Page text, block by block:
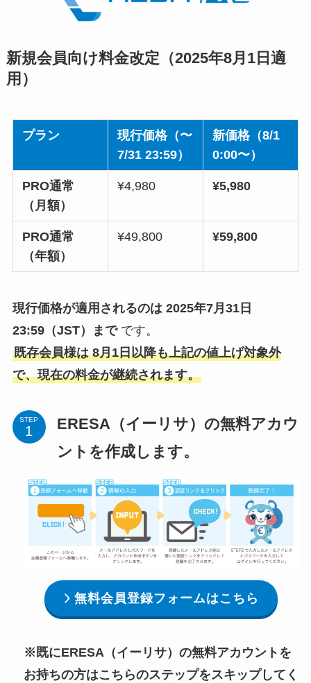
新規会員向け料金改定（2025年8月1日適
用）
プラン
現行価格（〜
7/31 23:59）
新価格（8/1
0:00〜）
PRO通常
（月額）
¥4,980 ¥5,980
PRO通常
（年額）
¥49,800 ¥59,800
現行価格が適用されるのは 2025年7月31日
23:59（JST）までです。
既存会員様は 8月1日以降も上記の値上げ対象外
で、現在の料金が継続されます。
STEP
ERESA（イーリサ）の無料アカウ
ントを作成します。
無料会員登録フォームはこちら
※既にERESA（イーリサ）の無料アカウントを
お持ちの方はこちらのステップをスキップしてく